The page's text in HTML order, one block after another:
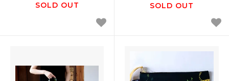
SOLD OUT SOLD OUT